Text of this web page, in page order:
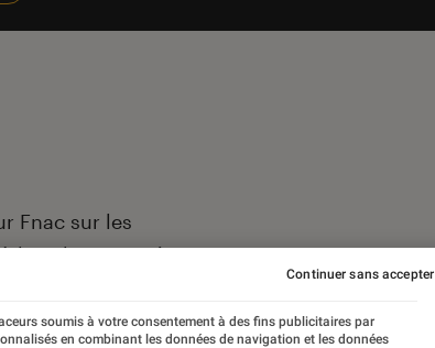
Fnac sur les
la culture numérique et
soumis à votre consentement à des fins publicitaires par
en combinant les données de navigation et les données
Continuer sans accepter